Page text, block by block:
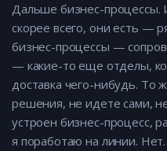
Дальше бизнес-процессы.
скорее всего, они есть —
бизнес-процессы —
— какие-то еще отделы,
доставка чего-нибудь. То
решения, не идете сами,
устроен бизнес-процесс,
я поработаю на линии.